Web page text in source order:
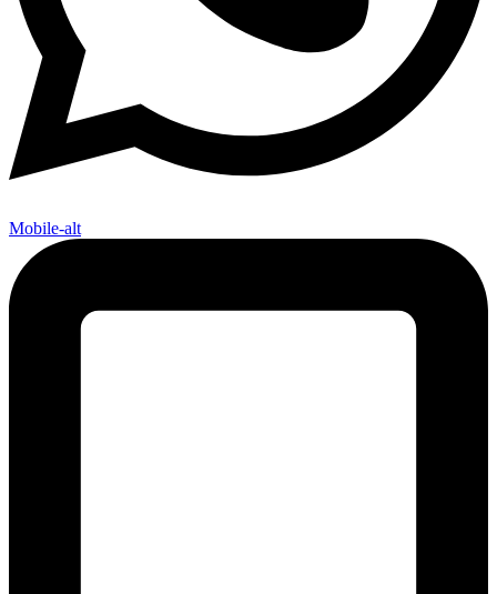
Mobile-alt